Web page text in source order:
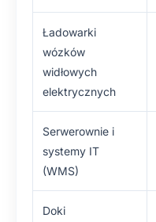
Ładowarki
wózków
widłowych
elektrycznych
Serwerownie i
systemy IT
(WMS)
Doki